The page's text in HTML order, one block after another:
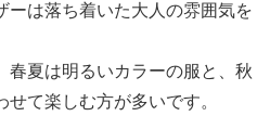
ーは落ち着いた大人の雰囲気を
春夏は明るいカラーの服と、秋
て楽しむ方が多いです。